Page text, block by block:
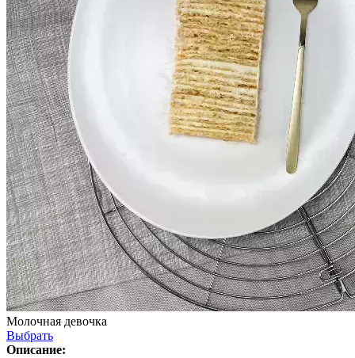
Молочная девочка
Выбрать
Описание: